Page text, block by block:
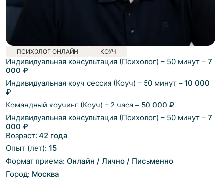
ПСИХОЛОГ ОНЛАЙН КОУЧ
Индивидуальная консультация (Психолог) – 50 минут – 7
000 ₽
Индивидуальная коуч сессия (Коуч) – 50 минут – 10 000
₽
Командный коучинг (Коуч) – 2 часа – 50 000 ₽
Индивидуальная консультация (Психолог) – 50 минут – 7
000 ₽
Возраст: 42 года
Опыт (лет): 15
Формат приема: Онлайн / Лично / Письменно
Город: Москва